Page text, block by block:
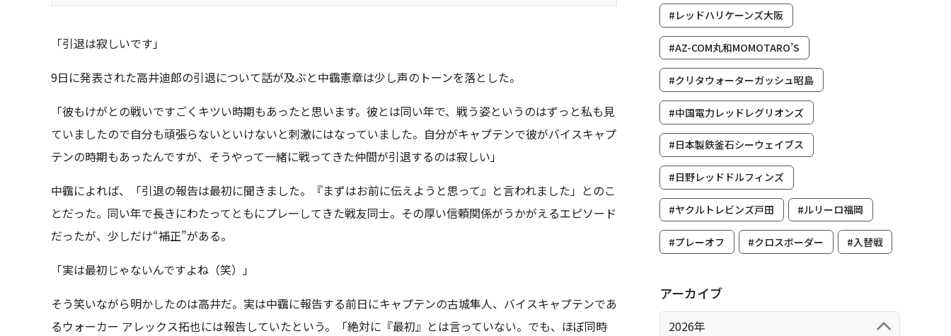
「引退は寂しいです」
9日に発表された高井迪郎の引退について話が及ぶと中靍憲章は少し声のトーンを落とした。
「彼もけがとの戦いですごくキツい時期もあったと思います。彼とは同い年で、戦う姿というのはずっと私も見
ていましたので自分も頑張らないといけないと刺激にはなっていました。自分がキャプテンで彼がバイスキャプ
テンの時期もあったんですが、そうやって一緒に戦ってきた仲間が引退するのは寂しい」
中靍によれば、「引退の報告は最初に聞きました。『まずはお前に伝えようと思って』と言われました」とのこ
とだった。同い年で長きにわたってともにプレーしてきた戦友同士。その厚い信頼関係がうかがえるエピソード
だったが、少しだけ“補正”がある。
「実は最初じゃないんですよね（笑）」
そう笑いながら明かしたのは高井だ。実は中靍に報告する前日にキャプテンの古城隼人、バイスキャプテンであ
るウォーカー アレックス拓也には報告していたという。「絶対に『最初』とは言っていない。でも、ほぼ同時
#レッドハリケーンズ大阪
#AZ-COM丸和MOMOTARO’S
#クリタウォーターガッシュ昭島
#中国電力レッドレグリオンズ
#日本製鉄釜石シーウェイブス
#日野レッドドルフィンズ
#ヤクルトレビンズ戸田 #ルリーロ福岡
#プレーオフ #クロスボーダー #入替戦
アーカイブ
2026年